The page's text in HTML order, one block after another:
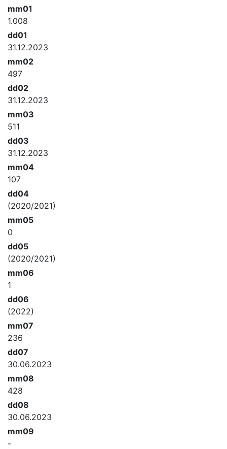
mm01
1.008
dd01
31.12.2023
mm02
497
dd02
31.12.2023
mm03
511
dd03
31.12.2023
mm04
107
dd04
(2020/2021)
mm05
0
dd05
(2020/2021)
mm06
1
dd06
(2022)
mm07
236
dd07
30.06.2023
mm08
428
dd08
30.06.2023
mm09
-